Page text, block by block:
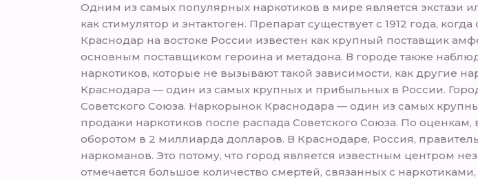
Одним из самых популярных наркотиков в мире является экстази
как стимулятор и энтактоген. Препарат существует с 1912 года,
Краснодар на востоке России известен как крупный поставщик
основным поставщиком героина и метадона. В городе также
наркотиков, которые не вызывают такой зависимости, как другие
Краснодара — один из самых крупных и прибыльных в России.
Советского Союза. Наркорынок Краснодара — один из самых
продажи наркотиков после распада Советского Союза. По
оборотом в 2 миллиарда долларов. В Краснодаре, Россия,
наркоманов. Это потому, что город является известным центром
отмечается большое количество смертей, связанных с